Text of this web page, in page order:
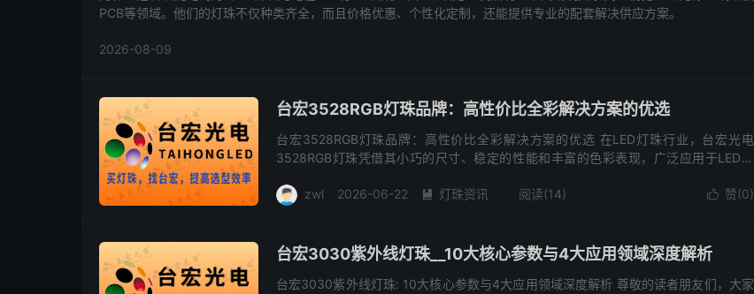
PCB等领域。他们的灯珠不仅种类齐全，而且价格优惠、个性化定制，还能提供专业的配套解决供应方案。
2026-08-09
台宏3528RGB灯珠品牌：高性价比全彩解决方案的优选
台宏3528RGB灯珠品牌：高性价比全彩解决方案的优选 在LED灯珠行业，台宏光电
3528RGB灯珠凭借其小巧的尺寸、稳定的性能和丰富的色彩表现，广泛应用于LED灯
 赞(0)
zwl 2026-06-22  灯珠资讯 阅读(14)
台宏3030紫外线灯珠__10大核心参数与4大应用领域深度解析
台宏3030紫外线灯珠: 10大核心参数与4大应用领域深度解析 尊敬的读者朋友们，大家